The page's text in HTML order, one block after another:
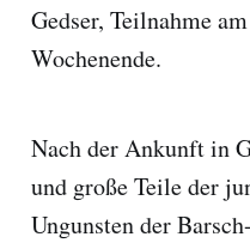
Gedser, Teilnahme
Wochenende.
Nach der Ankunft in
und große Teile der
Ungunsten der